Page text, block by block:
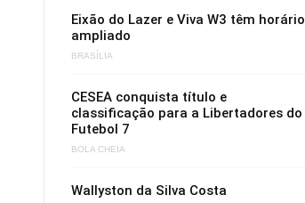
Eixão do Lazer e Viva W3 têm horário
ampliado
BRASÍLIA
CESEA conquista título e
classificação para a Libertadores do
Futebol 7
BOLA CHEIA
Wallyston da Silva Costa